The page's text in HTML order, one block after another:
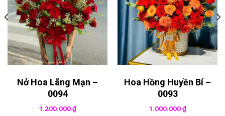
Nở Hoa Lãng Mạn –
0094
1.200.000₫
Hoa Hồng Huyền Bí –
0093
1.000.000₫